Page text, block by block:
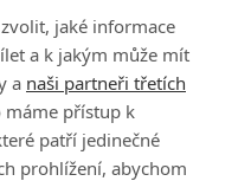
PŘIHLÁSIT
REGISTROVAT
jaké informace
a k jakým může mít
a naši partneři třetích
máme přístup k
patří jedinečné
prohlížení, abychom